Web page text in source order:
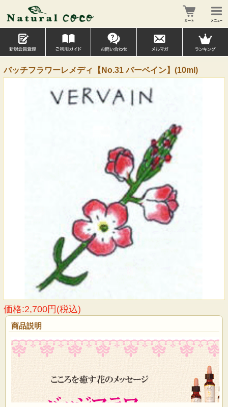
バッチフラワーレメディ【No.31 バーベイン】(10ml)
価格:2,700円(税込)
商品説明